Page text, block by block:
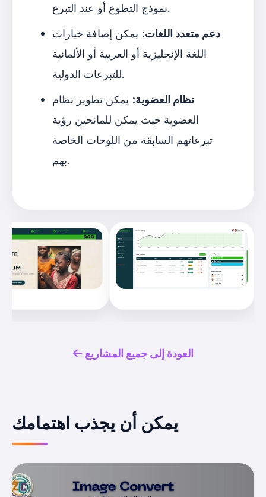
نموذج التطوع أو عند التبرع.
دعم متعدد اللغات: يمكن إضافة خيارات
اللغة الإنجليزية أو العربية أو الألمانية
للتبرعات الدولية.
نظام العضوية: يمكن تطوير نظام
العضوية حيث يمكن للمانحين رؤية
تبرعاتهم السابقة من اللوحات الخاصة
بهم.
العودة إلى جميع المشاريع
يمكن أن يجذب اهتمامك